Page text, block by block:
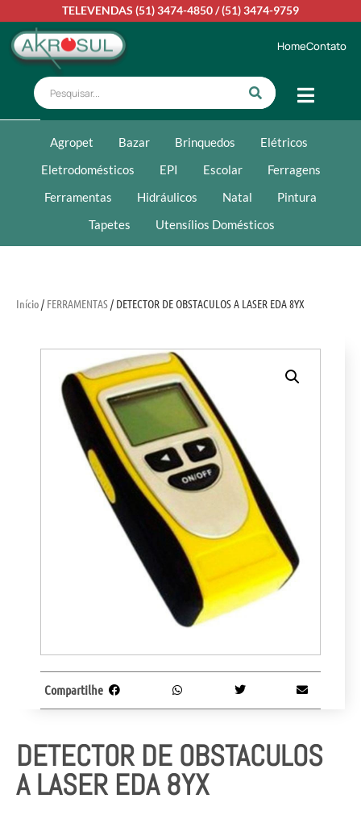
TELEVENDAS (51) 3474-4850/(51) 3474-9759
HomeContato
Agropet Bazar Brinquedos
Elétricos
Eletrodomésticos
EPI Escolar
Ferragens
Ferramentas
Hidráulicos Natal
Pintura
Tapetes
Utensílios Domésticos
Início/ FERRAMENTAS/ DETECTOR DE OBSTACULOS A LASER EDA 8YX
DETECTOR DE OBSTACULOS
A LASER EDA 8YX
Compartilhe